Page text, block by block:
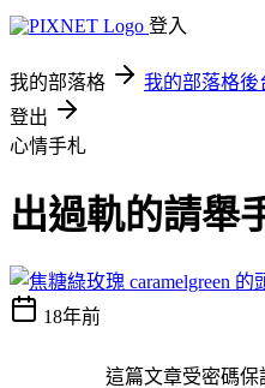
登入
我的部落格 我的部落格後
登出
心情手札
出過軌的請舉
18年前
這篇文章受密碼